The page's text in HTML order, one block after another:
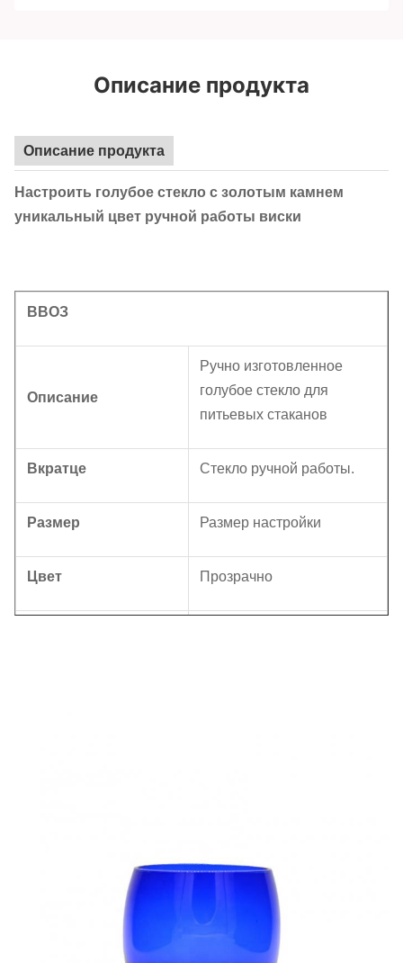
Описание продукта
Описание продукта
Настроить голубое стекло с золотым камнем
уникальный цвет ручной работы виски
ВВОЗ
Описание
Ручно изготовленное
голубое стекло для
питьевых стаканов
Вкратце Стекло ручной работы.
Размер Размер настройки
Цвет Прозрачно
Наша компания и фабрика прилагают большие
усилия к контролю качества. Мы
предоставляем высококачественную
стеклянную посуду по бюджетным ценам.Мы